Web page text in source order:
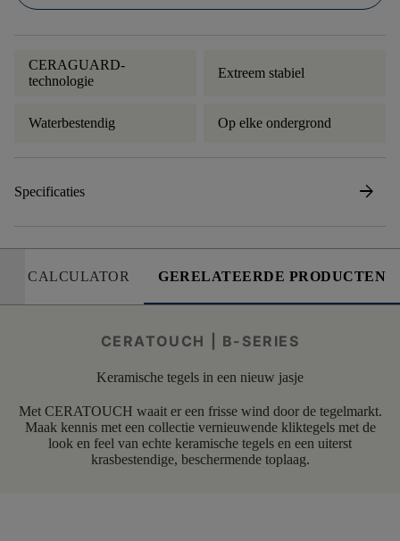
CERAGUARD-
technologie
Extreem stabiel
Waterbestendig Op elke ondergrond
Specificaties arrow_forward
CALCULATOR GERELATEERDE PRODUCTEN
CERATOUCH | B-SERIES
Keramische tegels in een nieuw jasje
Met CERATOUCH waait er een frisse wind door de tegelmarkt.
Maak kennis met een collectie vernieuwende kliktegels met de
look en feel van echte keramische tegels en een uiterst
krasbestendige, beschermende toplaag.